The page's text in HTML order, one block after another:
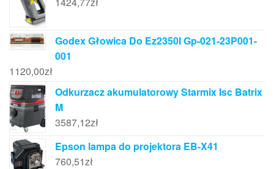
Godex Głowica Do Ez2350I Gp-021-23P001-
001
1120,00zł
Odkurzacz akumulatorowy Starmix Isc Batrix
M
3587,12zł
Epson lampa do projektora EB-X41
760,51zł